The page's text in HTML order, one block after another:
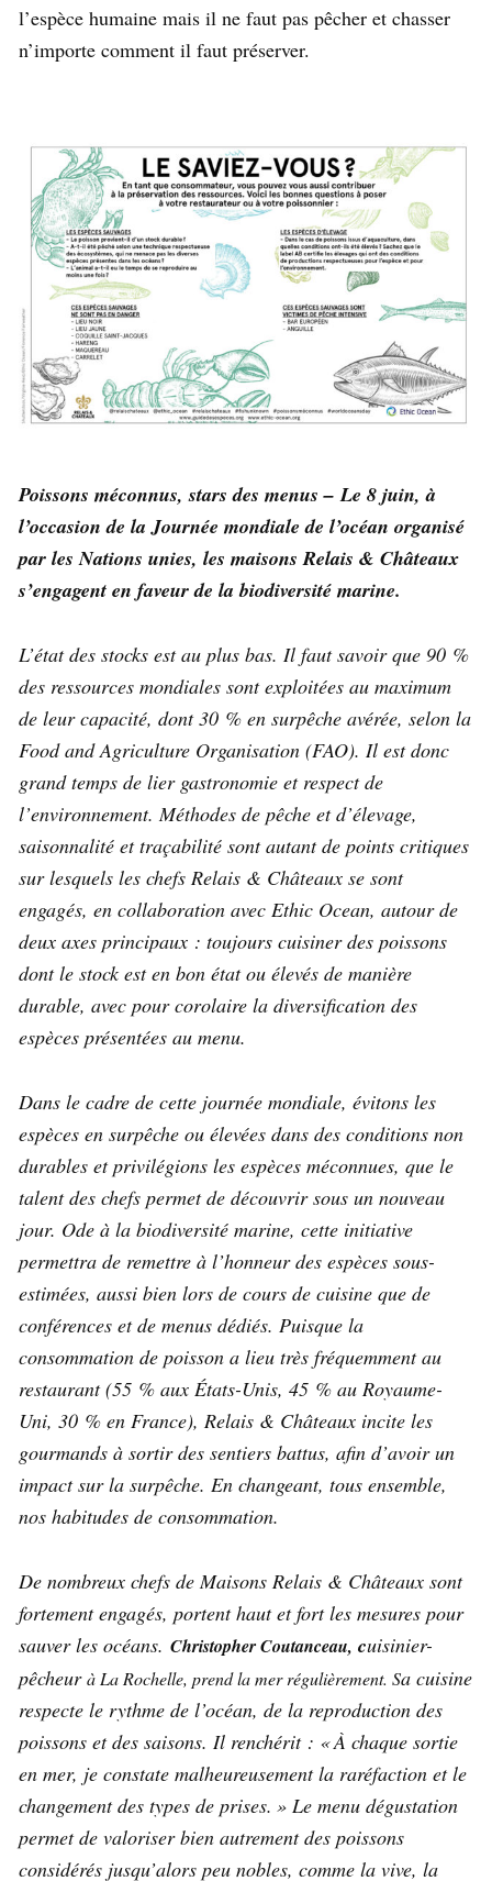
l’espèce humaine mais il ne faut pas pêcher et chasser
n’importe comment il faut préserver.
Poissons méconnus, stars des menus –Le 8 juin, à
l’occasion de la Journée mondiale de l’océan organisé
par les Nations unies, les maisons Relais & Châteaux
s’engagent en faveur de la biodiversité marine.
L’état des stocks est au plus bas. Il faut savoir que 90 %
des ressources mondiales sont exploitées au maximum
de leur capacité, dont 30 % en surpêche avérée, selon la
Food and Agriculture Organisation (FAO). Il est donc
grand temps de lier gastronomie et respect de
l’environnement. Méthodes de pêche et d’élevage,
saisonnalité et traçabilité sont autant de points critiques
sur lesquels les chefs Relais & Châteaux se sont
engagés, en collaboration avec Ethic Ocean, autour de
deux axes principaux : toujours cuisiner des poissons
dont le stock est en bon état ou élevés de manière
durable, avec pour corolaire la diversification des
espèces présentées au menu.
Dans le cadre de cette journée mondiale, évitons les
espèces en surpêche ou élevées dans des conditions non
durables et privilégions les espèces méconnues, que le
talent des chefs permet de découvrir sous un nouveau
jour. Ode à la biodiversité marine, cette initiative
permettra de remettre à l’honneur des espèces sous-
estimées, aussi bien lors de cours de cuisine que de
conférences et de menus dédiés. Puisque la
consommation de poisson a lieu très fréquemment au
restaurant (55 % aux États-Unis, 45 % au Royaume-
Uni, 30 % en France), Relais & Châteaux incite les
gourmands à sortir des sentiers battus, afin d’avoir un
impact sur la surpêche. En changeant, tous ensemble,
nos habitudes de consommation.
De nombreux chefs de Maisons Relais & Châteaux sont
fortement engagés, portent haut et fort les mesures pour
sauver les océans. Christopher Coutanceau, cuisinier-
pêcheurà La Rochelle, prend la mer régulièrement. Sa cuisine
respecte le rythme de l’océan, de la reproduction des
poissons et des saisons. Il renchérit : « À chaque sortie
en mer, je constate malheureusement la raréfaction et le
changement des types de prises. » Le menu dégustation
permet de valoriser bien autrement des poissons
considérés jusqu’alors peu nobles, comme la vive, la